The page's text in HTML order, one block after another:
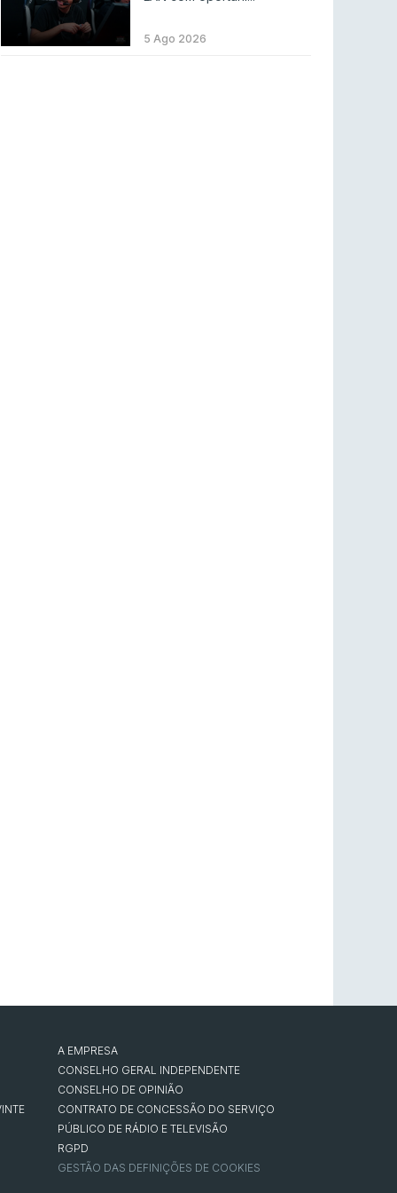
MOUZ surpreende Spirit para vencer BLAST
Bounty
5 Ago 2026
A EMPRESA
CONSELHO GERAL INDEPENDENTE
CONSELHO DE OPINIÃO
CONTRATO DE CONCESSÃO DO SERVIÇO
PÚBLICO DE RÁDIO E TELEVISÃO
RGPD
GESTÃO DAS DEFINIÇÕES DE COOKIES